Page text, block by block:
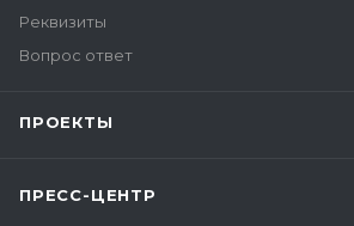
Реквизиты
Вопрос ответ
ПРОЕКТЫ
ПРЕСС-ЦЕНТР